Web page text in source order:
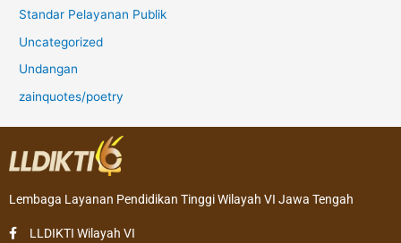
Standar Pelayanan Publik
Uncategorized
Undangan
zainquotes/poetry
Lembaga Layanan Pendidikan Tinggi Wilayah VI Jawa Tengah
LLDIKTI Wilayah VI